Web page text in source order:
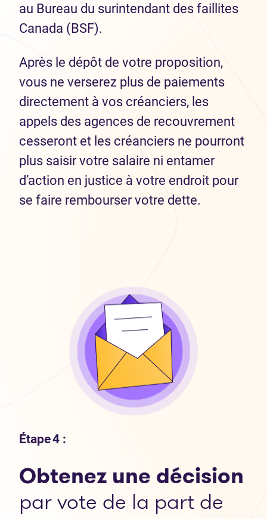
au Bureau du surintendant des faillites
Canada (BSF).
Après le dépôt de votre proposition,
vous ne verserez plus de paiements
directement à vos créanciers, les
appels des agences de recouvrement
cesseront et les créanciers ne pourront
plus saisir votre salaire ni entamer
d’action en justice à votre endroit pour
se faire rembourser votre dette.
Étape 4 :
Obtenez une décision
par vote de la part de